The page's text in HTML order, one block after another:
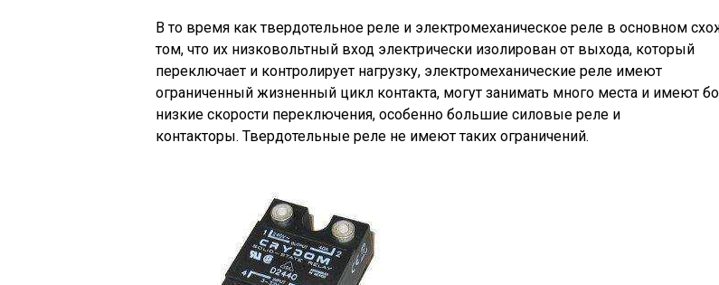
В то время как твердотельное реле и электромеханическое реле в основном
том, что их низковольтный вход электрически изолирован от выхода, который
переключает и контролирует нагрузку, электромеханические реле имеют
ограниченный жизненный цикл контакта, могут занимать много места и имеют
низкие скорости переключения, особенно большие силовые реле и
контакторы. Твердотельные реле не имеют таких ограничений.